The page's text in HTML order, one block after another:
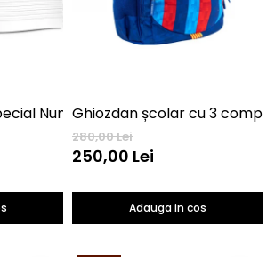
NumLit CD
280,00 Lei
250,00 Lei
Adauga in cos